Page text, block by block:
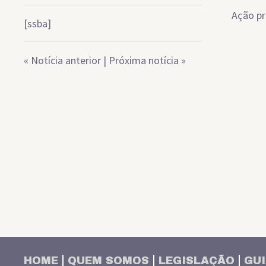
[ssba]
« Notícia anterior | Próxima notícia »
Ação
HOME QUEM SOMOS LEGISLAÇÃO